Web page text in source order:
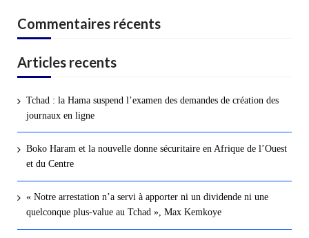
Commentaires récents
Articles recents
Tchad : la Hama suspend l’examen des demandes de création des
journaux en ligne
Boko Haram et la nouvelle donne sécuritaire en Afrique de l’Ouest
et du Centre
« Notre arrestation n’a servi à apporter ni un dividende ni une
quelconque plus-value au Tchad », Max Kemkoye